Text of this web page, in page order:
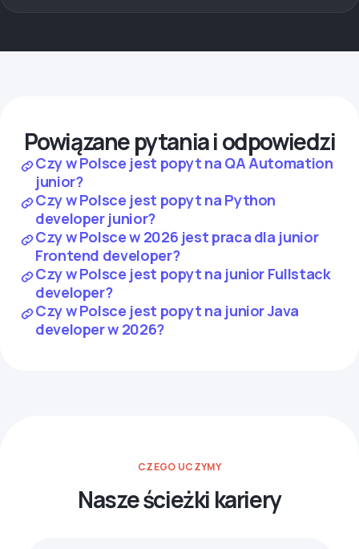
Powiązane pytania i odpowiedzi
Czy w Polsce jest popyt na QA Automation
junior?
Czy w Polsce jest popyt na Python
developer junior?
Czy w Polsce w 2026 jest praca dla junior
Frontend developer?
Czy w Polsce jest popyt na junior Fullstack
developer?
Czy w Polsce jest popyt na junior Java
developer w 2026?
CZEGO UCZYMY
Nasze ścieżki kariery